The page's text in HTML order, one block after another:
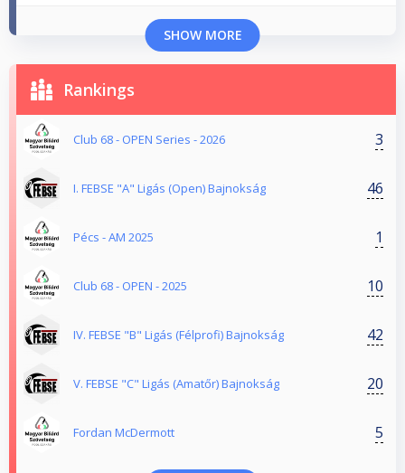
SHOW MORE
Rankings
Club 68 - OPEN Series - 2026 3
I. FEBSE "A" Ligás (Open) Bajnokság 46
Pécs - AM 2025 1
Club 68 - OPEN - 2025 10
IV. FEBSE "B" Ligás (Félprofi) Bajnokság 42
V. FEBSE "C" Ligás (Amatőr) Bajnokság 20
Fordan McDermott 5